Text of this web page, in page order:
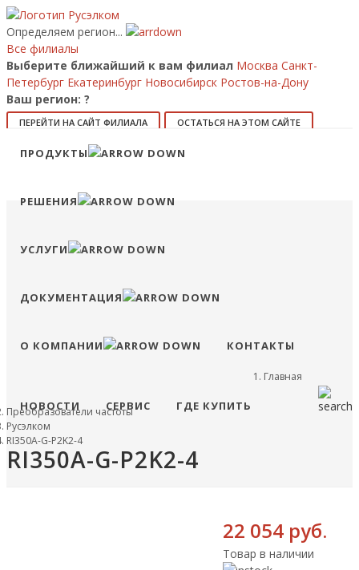
Определяем регион...
Все филиалы
Выберите ближайший к вам филиал Москва Санкт-
Петербург Екатеринбург Новосибирск Ростов-на-Дону
Ваш регион: ?
ПЕРЕЙТИ НА САЙТ ФИЛИАЛА ОСТАТЬСЯ НА ЭТОМ САЙТЕ
Сравнение
ПРОДУКТЫ
РЕШЕНИЯ
УСЛУГИ
ДОКУМЕНТАЦИЯ
О КОМПАНИИ КОНТАКТЫ
НОВОСТИ СЕРВИС ГДЕ КУПИТЬ
Главная
Преобразователи частоты
Русэлком
RI350A-G-P2K2-4
RI350A-G-P2K2-4
22 054 руб.
Товар в наличии